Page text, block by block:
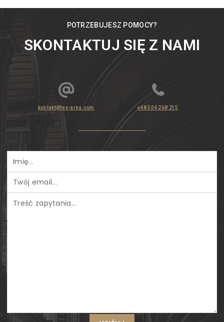
POTRZEBUJESZ POMOCY?
SKONTAKTUJ SIĘ Z NAMI
@
kontakt@lex-area.com

+48 504 268 215